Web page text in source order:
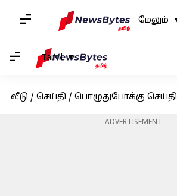
மேலும்
Tamil
வீடு / செய்தி / பொழுதுபோக்கு செய்தி
ADVERTISEMENT